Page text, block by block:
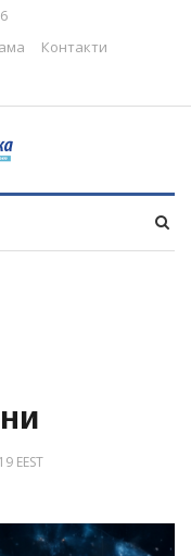
Контакти
EEST